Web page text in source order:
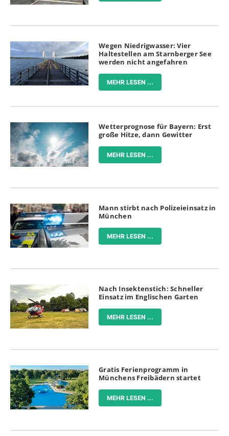
Wegen Niedrigwasser: Vier
Haltestellen am Starnberger See
werden nicht angefahren
MEHR LESEN ...
Wetterprognose für Bayern: Erst
große Hitze, dann Gewitter
MEHR LESEN ...
Mann stirbt nach Polizeieinsatz in
München
MEHR LESEN ...
Nach Insektenstich: Schneller
Einsatz im Englischen Garten
MEHR LESEN ...
Gratis Ferienprogramm in
Münchens Freibädern startet
MEHR LESEN ...